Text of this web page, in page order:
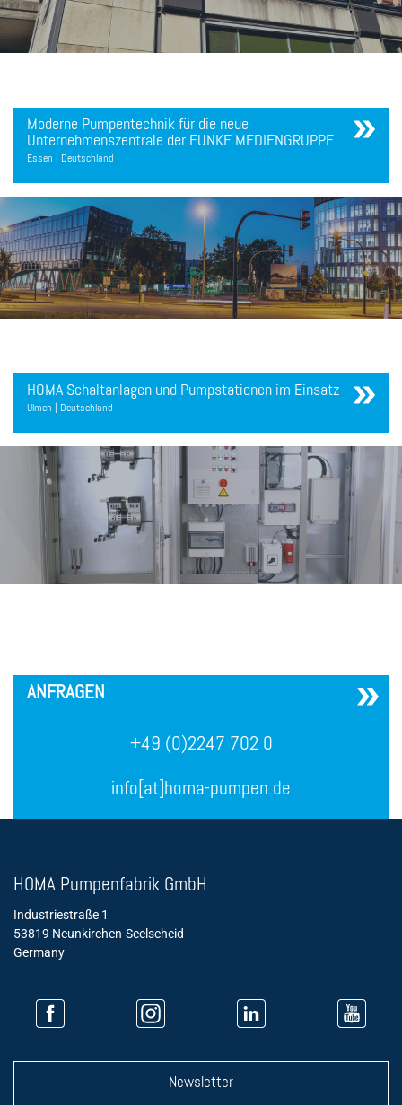
Moderne Pumpentechnik für die neue
Unternehmenszentrale der FUNKE MEDIENGRUPPE
Essen | Deutschland
HOMA Schaltanlagen und Pumpstationen im Einsatz
Ulmen | Deutschland
ANFRAGEN
+49 (0)2247 702 0
info[at]homa-pumpen.de
HOMA Pumpenfabrik GmbH
Industriestraße 1
53819 Neunkirchen-Seelscheid
Germany
Newsletter